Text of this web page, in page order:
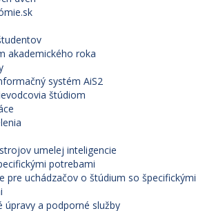
akademického roka
systém AiS2
štúdiom
umelej inteligencie
potrebami
pre uchádzačov o štúdium so špecifickými
úpravy a podporné služby